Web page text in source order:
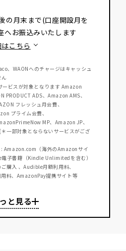
の月末まで(口座開設月を
へお振込みいたします
こちら
、WAONへのチャージはキャッシュ
ん
ビスが対象となります Amazon
PRODUCT ADS、Amazon AMS、
フレッシュ月会費、
プライム会費、
MP、Amazon JP、
一部対象とならないサービスがござ
: Amazon.com（海外のAmazonサイ
子書籍（Kindle Unlimitedを含む）
購入 、Audible月額利用料、
料、AmazonPay提携サイト等